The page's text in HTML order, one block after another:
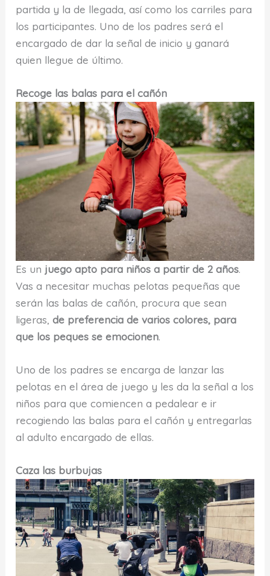
partida y la de llegada, así como los carriles para
los participantes. Uno de los padres será el
encargado de dar la señal de inicio y ganará
quien llegue de último.
Recoge las balas para el cañón
Es un juego apto para niños a partir de 2 años.
Vas a necesitar muchas pelotas pequeñas que
serán las balas de cañón, procura que sean
ligeras,de preferencia de varios colores, para
que los peques se emocionen.
Uno de los padres se encarga de lanzar las
pelotas en el área de juego y les da la señal a los
niños para que comiencen a pedalear e ir
recogiendo las balas para el cañón y entregarlas
al adulto encargado de ellas.
Caza las burbujas